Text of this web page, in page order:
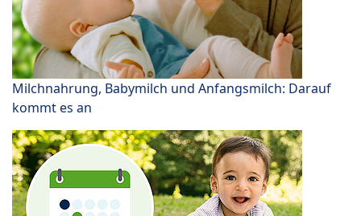
Milchnahrung, Babymilch und Anfangsmilch: Darauf
kommt es an